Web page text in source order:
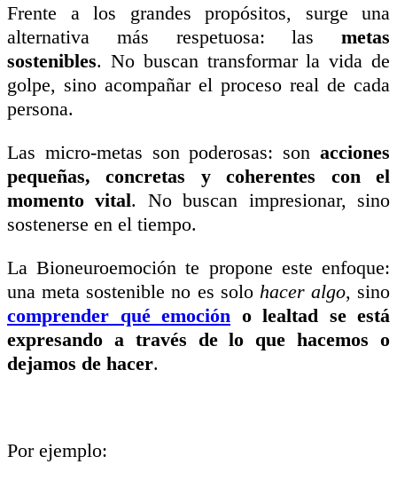
Frente a los grandes propósitos, surge una
alternativa más respetuosa: las metas
sostenibles. No buscan transformar la vida de
golpe, sino acompañar el proceso real de cada
persona.
Las micro-metas son poderosas: son acciones
pequeñas, concretas y coherentes con el
momento vital. No buscan impresionar, sino
sostenerse en el tiempo.
La Bioneuroemoción te propone este enfoque:
una meta sostenible no es solo hacer algo, sino
comprender qué emoción o lealtad se está
expresando a través de lo que hacemos o
dejamos de hacer.
Por ejemplo: